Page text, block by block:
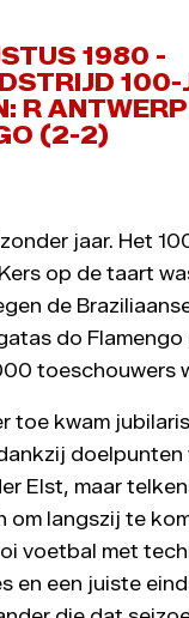
1980 -
100-
R
(2-2)
jaar. Het
op de taart
de
do Flamengo
toeschouwers
toe kwam
doelpunten
Elst, maar
om langszij te
voetbal met
en een juiste